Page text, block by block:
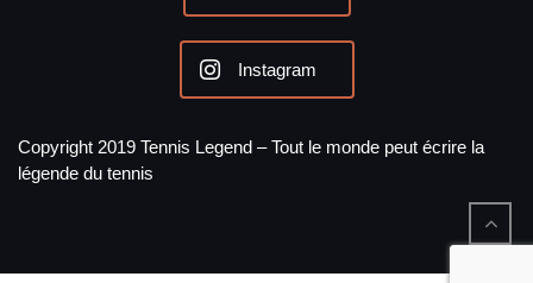
Instagram
Copyright 2019 Tennis Legend – Tout le monde peut écrire la
légende du tennis